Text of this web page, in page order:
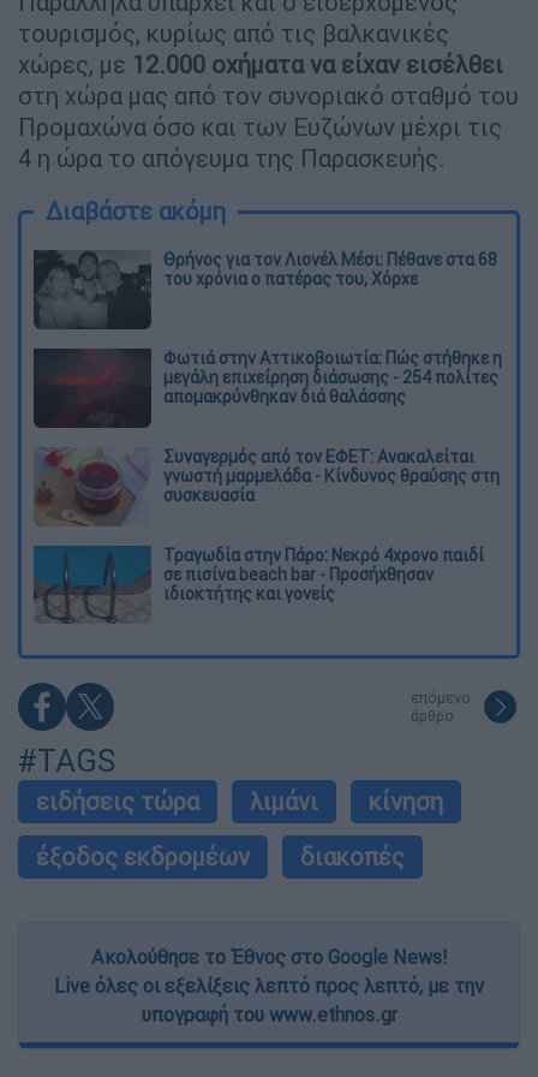
τουρισμός, κυρίως από τις βαλκανικές
χώρες, με 12.000 οχήματα να είχαν εισέλθει
στη χώρα μας από τον συνοριακό σταθμό του
Προμαχώνα όσο και των Ευζώνων μέχρι τις
4 η ώρα το απόγευμα της Παρασκευής.
Διαβάστε ακόμη
Θρήνος για τον Λιονέλ Μέσι: Πέθανε στα 68
του χρόνια ο πατέρας του, Χόρχε
Φωτιά στην Αττικοβοιωτία: Πώς στήθηκε η
μεγάλη επιχείρηση διάσωσης - 254 πολίτες
απομακρύνθηκαν διά θαλάσσης
Συναγερμός από τον ΕΦΕΤ: Ανακαλείται
γνωστή μαρμελάδα - Κίνδυνος θραύσης στη
συσκευασία
Τραγωδία στην Πάρο: Νεκρό 4χρονο παιδί
σε πισίνα beach bar - Προσήχθησαν
ιδιοκτήτης και γονείς
επόμενο
άρθρο
#TAGS
ειδήσεις τώρα λιμάνι
κίνηση
έξοδος εκδρομέων
διακοπές
Ακολούθησε το Έθνος στο Google News!
Live όλες οι εξελίξεις λεπτό προς λεπτό, με την
υπογραφή του www.ethnos.gr